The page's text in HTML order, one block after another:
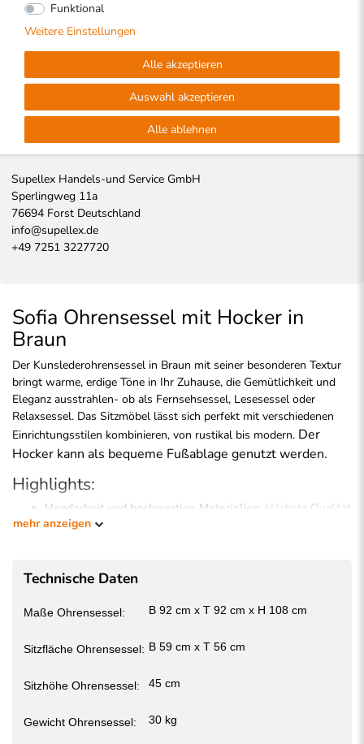
Sofia Ohrensessel mit Hocker in
Braun
Der Kunslederohrensessel in Braun mit seiner besonderen Textur
bringt warme, erdige Töne in Ihr Zuhause, die Gemütlichkeit und
Eleganz ausstrahlen- ob als Fernsehsessel, Lesesessel oder
Relaxsessel. Das Sitzmöbel lässt sich perfekt mit verschiedenen
Einrichtungsstilen kombinieren, von rustikal bis modern. Der
Hocker kann als bequeme Fußablage genutzt werden.
Highlights:
Handarbeit und hochwertige Materialien : Höchste Qualität
und Langlebigkeit
und verhindert Rutschen
außergewöhnlichen Komfort und optimale
Hohe Belastbarkeit
bieten Stabilität und ansprechende Optik, Höhe: 13 cm
Pflegeleicht und robust
mehr anzeigen
Technische Daten
Maße Ohrensessel: B 92 cm x T 92 cm x H 108 cm
Sitzfläche Ohrensessel: B 59 cm x T 56 cm
Sitzhöhe Ohrensessel: 45 cm
Gewicht Ohrensessel: 30 kg
Deutschland
Supellex Handels-und Service GmbH
Sperlingweg 11a
76694 Forst Deutschland
info@supellex.de
+49 7251 3227720
Funktional
Weitere Einstellungen
Alle akzeptieren
Auswahl akzeptieren
Alle ablehnen